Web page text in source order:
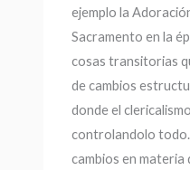
ejemplo la
Sacramento en la
cosas transitorias
de cambios
donde el
controlandolo
cambios en